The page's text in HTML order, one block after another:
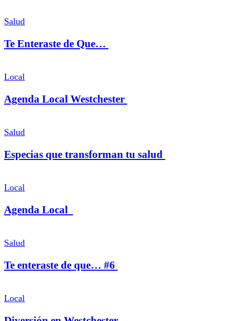
Salud
Te Enteraste de Que…
Local
Agenda Local Westchester
Salud
Especias que transforman tu salud
Local
Agenda Local
Salud
Te enteraste de que… #6
Local